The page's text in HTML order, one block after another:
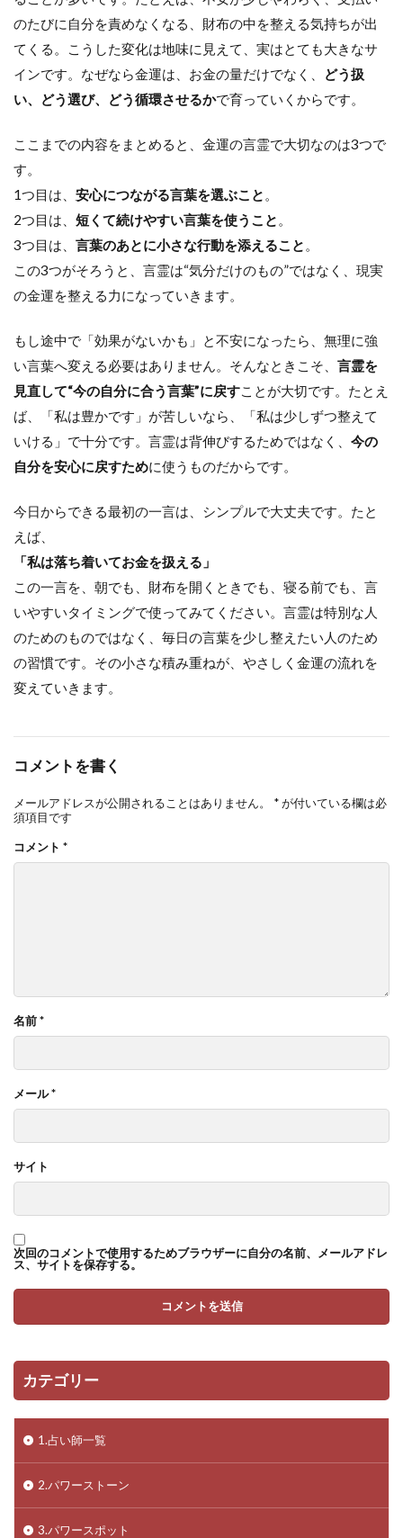
のたびに自分を責めなくなる、財布の中を整える気持ちが出
てくる。こうした変化は地味に見えて、実はとても大きなサ
インです。なぜなら金運は、お金の量だけでなく、
どう扱
い、どう選び、どう循環させるかで育っていくからです。
ここまでの内容をまとめると、金運の言霊で大切なのは3つで
す。
1つ目は、 安心につながる言葉を選ぶこと 。
2つ目は、 短くて続けやすい言葉を使うこと 。
3つ目は、 言葉のあとに小さな行動を添えること 。
この3つがそろうと、言霊は“気分だけのもの”ではなく、現実
の金運を整える力になっていきます。
もし途中で「効果がないかも」と不安になったら、無理に強
い言葉へ変える必要はありません。そんなときこそ、 言霊を
見直して“今の自分に合う言葉”に戻すことが大切です。たとえ
ば、「私は豊かです」が苦しいなら、「私は少しずつ整えて
いける」で十分です。言霊は背伸びするためではなく、 今の
自分を安心に戻すために使うものだからです。
今日からできる最初の一言は、シンプルで大丈夫です。たと
えば、
「私は落ち着いてお金を扱える」
この一言を、朝でも、財布を開くときでも、寝る前でも、言
いやすいタイミングで使ってみてください。言霊は特別な人
のためのものではなく、毎日の言葉を少し整えたい人のため
の習慣です。その小さな積み重ねが、やさしく金運の流れを
変えていきます。
コメントを書く
メールアドレスが公開されることはありません。 *が付いている欄は必
須項目です
コメント *
名前*
メール*
サイト
次回のコメントで使用するためブラウザーに自分の名前、メールアドレ
ス、サイトを保存する。
カテゴリー
1.占い師一覧
2.パワーストーン
3.パワースポット